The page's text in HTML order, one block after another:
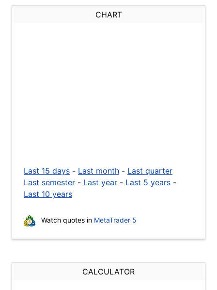
CHART
Last 15 days - Last month - Last quarter
Last semester - Last year - Last 5 years -
Last 10 years
Watch quotes in MetaTrader 5
CALCULATOR